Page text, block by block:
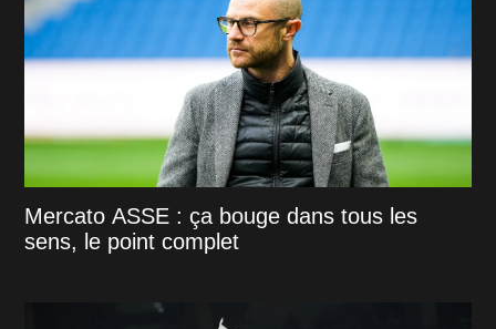
Mercato ASSE : ça bouge dans tous les
sens, le point complet